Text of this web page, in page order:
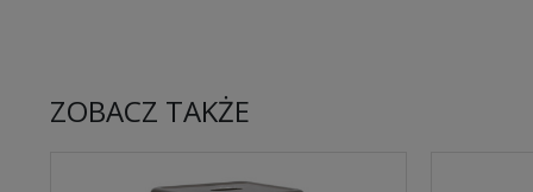
ZOBACZ TAKŻE